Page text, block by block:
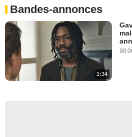
Monistrol-sur-Loire
Orléans
Carentan
Obernai
Fécamp
Bandes-annonces
1:34
90